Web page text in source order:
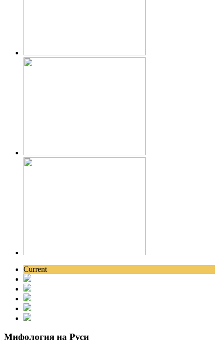
Current
Мифология на Руси